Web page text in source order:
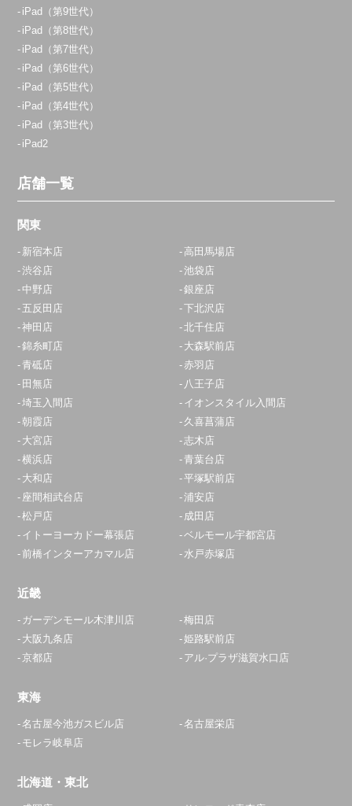
iPad（第9世代）
iPad（第8世代）
iPad（第7世代）
iPad（第6世代）
iPad（第5世代）
iPad（第4世代）
iPad（第3世代）
iPad2
店舗一覧
関東
新宿本店
高田馬場店
渋谷店
池袋店
中野店
銀座店
五反田店
下北沢店
神田店
北千住店
錦糸町店
大森駅前店
青砥店
赤羽店
田無店
八王子店
埼玉入間店
イオンスタイル入間店
朝霞店
久喜菖蒲店
大宮店
志木店
横浜店
青葉台店
大和店
平塚駅前店
座間相武台店
浦安店
松戸店
成田店
イトーヨーカドー幕張店
ベルモール宇都宮店
前橋インターアカマル店
水戸赤塚店
近畿
ガーデンモール木津川店
梅田店
大阪九条店
姫路駅前店
京都店
アル·プラザ滋賀水口店
東海
名古屋今池ガスビル店
名古屋栄店
モレラ岐阜店
北海道・東北